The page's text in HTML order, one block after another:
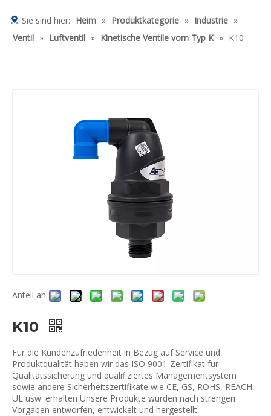
Sie sind hier: Heim » Produktkategorie » Industrie »
Ventil » Luftventil » Kinetische Ventile vom Typ K » K10
Anteil an:
K10
Für die Kundenzufriedenheit in Bezug auf Service und
Produktqualität haben wir das ISO 9001-Zertifikat für
Qualitätssicherung und qualifiziertes Managementsystem
sowie andere Sicherheitszertifikate wie CE, GS, ROHS, REACH,
UL usw. erhalten Unsere Produkte wurden nach strengen
Vorgaben entworfen, entwickelt und hergestellt.